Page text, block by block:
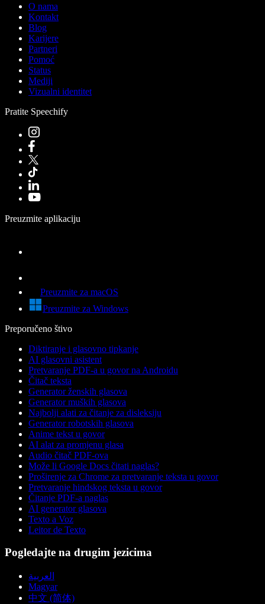
O nama
Kontakt
Blog
Karijere
Partneri
Pomoć
Status
Mediji
Vizualni identitet
Pratite Speechify
Preuzmite aplikaciju
Preuzmite za macOS
Preuzmite za Windows
Preporučeno štivo
Diktiranje i glasovno tipkanje
AI glasovni asistent
Pretvaranje PDF-a u govor na Androidu
Čitač teksta
Generator ženskih glasova
Generator muških glasova
Najbolji alati za čitanje za disleksiju
Generator robotskih glasova
Anime tekst u govor
AI alat za promjenu glasa
Audio čitač PDF-ova
Može li Google Docs čitati naglas?
Proširenje za Chrome za pretvaranje teksta u govor
Pretvaranje hindskog teksta u govor
Čitanje PDF-a naglas
AI generator glasova
Texto a Voz
Leitor de Texto
Pogledajte na drugim jezicima
العربية
Magyar
中文 (简体)